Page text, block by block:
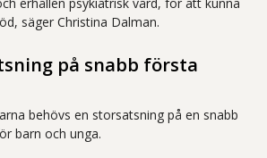
säger Christina Dalman.
på snabb första
behövs en storsatsning på en snabb
barn och unga.